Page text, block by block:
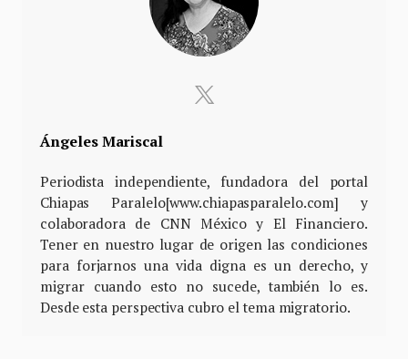
Ángeles Mariscal
Periodista independiente, fundadora del portal
Chiapas Paralelo[www.chiapasparalelo.com] y
colaboradora de CNN México y El Financiero.
Tener en nuestro lugar de origen las condiciones
para forjarnos una vida digna es un derecho, y
migrar cuando esto no sucede, también lo es.
Desde esta perspectiva cubro el tema migratorio.